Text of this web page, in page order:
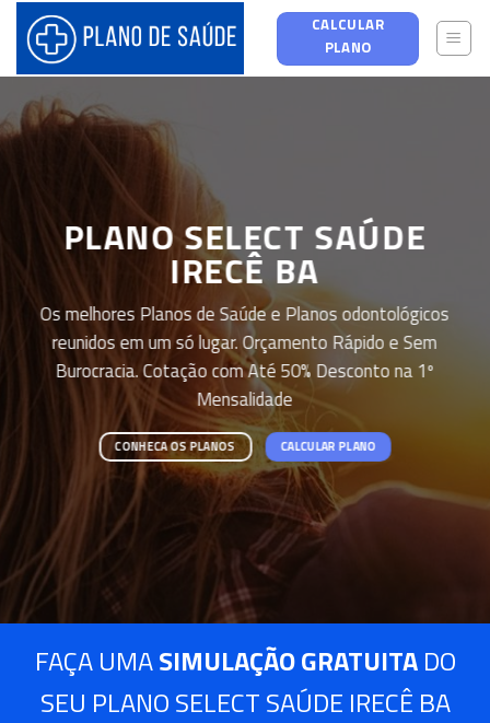
content
CALCULAR
PLANO
PLANO SELECT SAÚDE
IRECÊ BA
Os melhores Planos de Saúde e Planos odontológicos
reunidos em um só lugar. Orçamento Rápido e Sem
Burocracia. Cotação com Até 50% Desconto na 1º
Mensalidade
CONHECA OS PLANOS CALCULAR PLANO
FAÇA UMASIMULAÇÃO GRATUITADO
SEU PLANO SELECT SAÚDE IRECÊ BA